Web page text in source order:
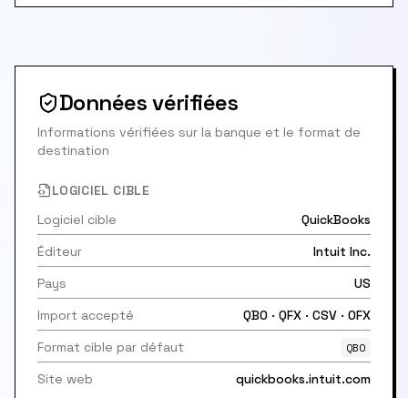
Données vérifiées
Informations vérifiées sur la banque et le format de
destination
LOGICIEL CIBLE
Logiciel cible
QuickBooks
Éditeur
Intuit Inc.
Pays
US
Import accepté
QBO · QFX · CSV · OFX
Format cible par défaut
QBO
Site web quickbooks.intuit.com